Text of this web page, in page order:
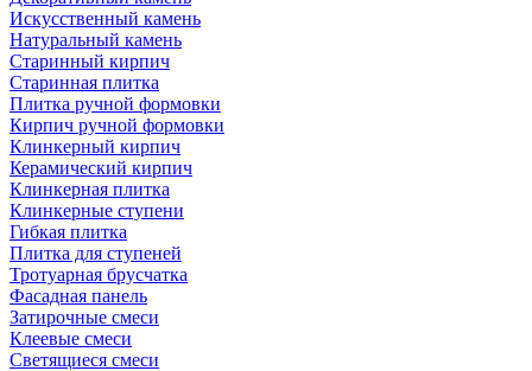
Искусственный камень
Натуральный камень
Старинный кирпич
Старинная плитка
Плитка ручной формовки
Кирпич ручной формовки
Клинкерный кирпич
Керамический кирпич
Клинкерная плитка
Клинкерные ступени
Гибкая плитка
Плитка для ступеней
Тротуарная брусчатка
Фасадная панель
Затирочные смеси
Клеевые смеси
Светящиеся смеси